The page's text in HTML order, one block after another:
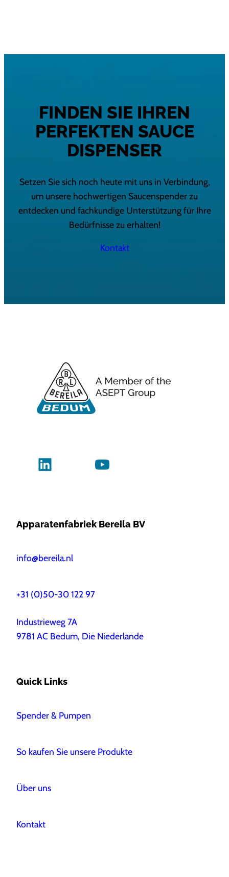
FINDEN SIE IHREN
PERFEKTEN SAUCE
DISPENSER
Setzen Sie sich noch heute mit uns in Verbindung,
um unsere hochwertigen Saucenspender zu
entdecken und fachkundige Unterstützung für Ihre
Bedürfnisse zu erhalten!
Kontakt
Apparatenfabriek Bereila BV
info@bereila.nl
+31 (0)50-30 122 97
Industrieweg 7A
9781 AC Bedum, Die Niederlande
Quick Links
Spender & Pumpen
So kaufen Sie unsere Produkte
Über uns
Kontakt